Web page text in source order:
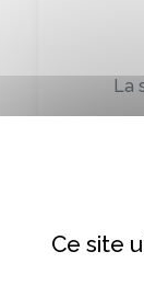
La
Ce site